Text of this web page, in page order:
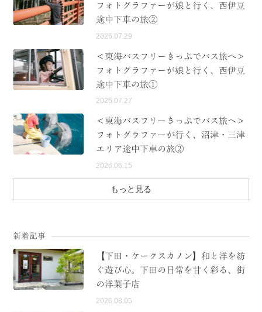
フォトグラファーが娘と行く、西伊豆
途中下車の旅②
2026.07.29
＜東海バスフリーきっぷでバス旅へ＞
フォトグラファーが娘と行く、西伊豆
途中下車の旅①
2026.07.27
＜東海バスフリーきっぷでバス旅へ＞
フォトグラファーが行く、沼津・三津
エリア途中下車の旅②
2026.06.15
もっと見る
新着記事
【下田・ケークスカノン】和と洋を紡
ぐ遊び心。下田の日常を甘く彩る、街
の洋菓子店
2026.08.05